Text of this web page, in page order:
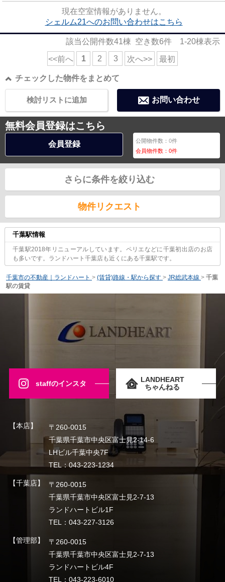
現在空室情報がありません。
シェルム21へのお問い合わせはこちら
該当公開件数41棟 空き数6件 1-20棟表示
<<前へ 1 2 3 次へ>> 最初
チェックした物件をまとめて
お問い合わせ
検討リストに追加
無料会員登録はこちら
会員登録 公開物件数：0件
会員物件数：0件
さらに条件を絞り込む
物件リクエスト
千葉駅情報
千葉駅2018年リニューアルしています。ペリエなどに千葉初出店のお店
も多いです。ランドハート千葉店も近くにある千葉駅です。
千葉市の不動産｜ランドハート > (賃貸)路線・駅から探す > JR総武本線 > 千葉
駅の賃貸
staffのインスタ
LANDHEART
ちゃんねる
【本店】
〒260-0015
千葉県千葉市中央区富士見2-14-6
LHビル千葉中央7F
TEL：043-223-1234
【千葉店】
〒260-0015
千葉県千葉市中央区富士見2-7-13
ランドハートビル1F
TEL：043-227-3126
【管理部】
〒260-0015
千葉県千葉市中央区富士見2-7-13
ランドハートビル4F
TEL：043-223-6010